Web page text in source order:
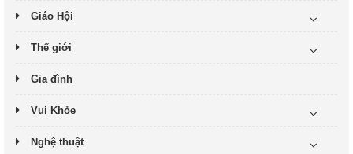
Giáo Hội
Thế giới
Gia đình
Vui Khỏe
Nghệ thuật